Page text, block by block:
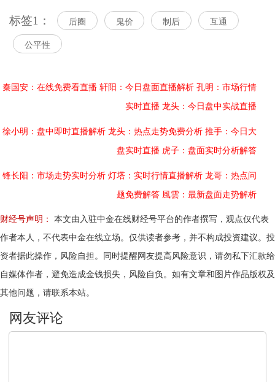
标签1： 后圈 鬼价 制后 互通
公平性
秦国安：在线免费看直播 轩阳：今日盘面直播解析 孔明：市场行情
实时直播 龙头：今日盘中实战直播
徐小明：盘中即时直播解析 龙头：热点走势免费分析 推手：今日大
盘实时直播 虎子：盘面实时分析解答
锋长阳：市场走势实时分析 灯塔：实时行情直播解析 龙哥：热点问
题免费解答 風雲：最新盘面走势解析
财经号声明：
本文由入驻中金在线财经号平台的作者撰写，观点仅代表
作者本人，不代表中金在线立场。仅供读者参考，并不构成投资建议。投
资者据此操作，风险自担。同时提醒网友提高风险意识，请勿私下汇款给
自媒体作者，避免造成金钱损失，风险自负。如有文章和图片作品版权及
其他问题，请联系本站。